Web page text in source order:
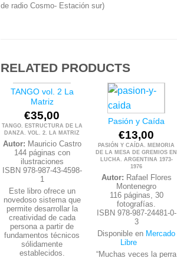
de radio Cosmo- Estación sur)
RELATED PRODUCTS
SIN EXISTENCIAS
TANGO vol. 2 La
Matriz
€35,00
TANGO. ESTRUCTURA DE LA
DANZA. VOL. 2. LA MATRIZ
Autor: Mauricio Castro
144 páginas con
ilustraciones
ISBN 978-987-43-4598-
1
Este libro ofrece un
novedoso sistema que
permite desarrollar la
creatividad de cada
persona a partir de
fundamentos técnicos
sólidamente
establecidos.
Pasión y Caída
€13,00
PASIÓN Y CAÍDA. MEMORIA
DE LA MESA DE GREMIOS EN
LUCHA. ARGENTINA 1973-
1976
Autor: Rafael Flores
Montenegro
116 páginas, 30
fotografías.
ISBN 978-987-24481-0-
3
Disponible en Mercado
Libre
“Muchas veces la perra